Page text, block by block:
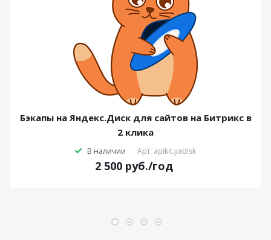
Бэкапы на Яндекс.Диск для сайтов на Битрикс в
2 клика
В наличии Арт. apikit.yadisk
2 500 руб./год